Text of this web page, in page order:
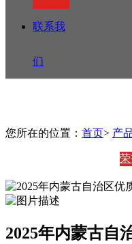
联系我
们
您所在的位置： 首页> 产
2025年内蒙古自